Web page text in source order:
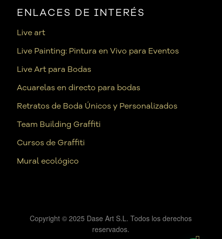
ENLACES DE INTERÉS
Live art
Live Painting: Pintura en Vivo para Eventos
Live Art para Bodas
Acuarelas en directo para bodas
Retratos de Boda Únicos y Personalizados
Team Building Graffiti
Cursos de Graffiti
Mural ecológico
Copyright © 2025 Dase Art S.L. Todos los derechos
reservados.